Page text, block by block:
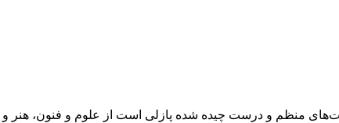
منظم و درست چیده شده پازلی است از علوم و فنون، هنر